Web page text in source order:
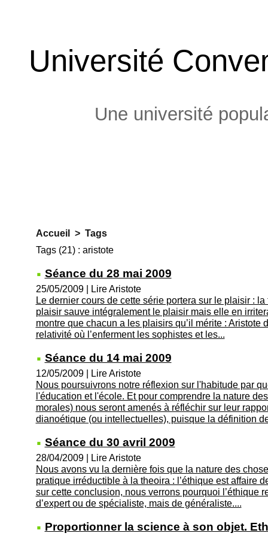
Université
Une université
Accueil > Tags
Tags (21) : aristote
Séance du 28 mai 2009
25/05/2009| Lire Aristote
Le dernier cours de cette série portera sur le plaisir :
plaisir sauve intégralement le plaisir mais elle en
montre que chacun a les plaisirs qu’il mérite : Aristote
relativité où l’enferment les sophistes et les...
Séance du 14 mai 2009
12/05/2009| Lire Aristote
Nous poursuivrons notre réflexion sur l'habitude par
l'éducation et l'école. Et pour comprendre la nature
morales) nous seront amenés à réfléchir sur leur
dianoétique (ou intellectuelles), puisque la définition
Séance du 30 avril 2009
28/04/2009| Lire Aristote
Nous avons vu la dernière fois que la nature des
pratique irréductible à la theoira : l’éthique est affaire
sur cette conclusion, nous verrons pourquoi l’éthique
d’expert ou de spécialiste, mais de généraliste....
Proportionner la science à son objet.